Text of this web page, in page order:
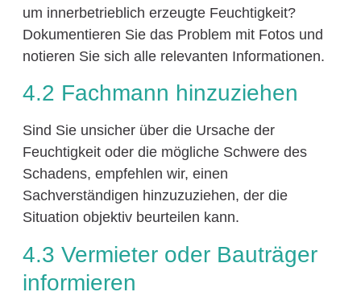
um innerbetrieblich erzeugte Feuchtigkeit?
Dokumentieren Sie das Problem mit Fotos und
notieren Sie sich alle relevanten Informationen.
4.2 Fachmann hinzuziehen
Sind Sie unsicher über die Ursache der
Feuchtigkeit oder die mögliche Schwere des
Schadens, empfehlen wir, einen
Sachverständigen hinzuzuziehen, der die
Situation objektiv beurteilen kann.
4.3 Vermieter oder Bauträger
informieren